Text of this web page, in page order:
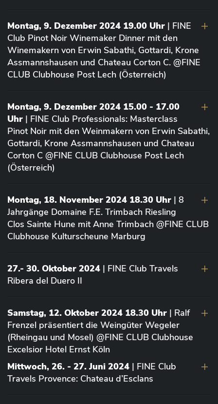
Montag, 9. Dezember 2024 19.00 Uhr | FINE
Club Pinot Noir Winemaker Dinner mit den
Winemakern von Erwin Sabathi, Gottardi, Krone
Assmannshausen und Chateau Corton C. @FINE
CLUB Clubhouse Post Lech (Österreich)
Montag, 9. Dezember 2024 15.00 - 17.00
Uhr | FINE Club Professionals: Masterclass
Pinot Noir mit den Weinmakern von Erwin Sabathi,
Gottardi, Krone Assmannshausen und Chateau
Corton C @FINE CLUB Clubhouse Post Lech
(Österreich)
Montag, 18. November 2024 18.30 Uhr | 8
Jahrgänge Domaine F.E. Trimbach Riesling
Clos Sainte Hune mit Anne Trimbach @FINE CLUB
Clubhouse Kulturscheune Marburg
27.- 30. Oktober 2024 | FINE Club Travels
Ribera del Duero II
Samstag, 12. Oktober 2024 18.30 Uhr | Ralf
Frenzel präsentiert die Weingüter Wegeler
(Rheingau und Mosel) @FINE CLUB Clubhouse
Excelsior Hotel Ernst Köln
Mittwoch, 26. - 27. Juni 2024 | FINE Club
Travels Provence: Chateau d’Esclans